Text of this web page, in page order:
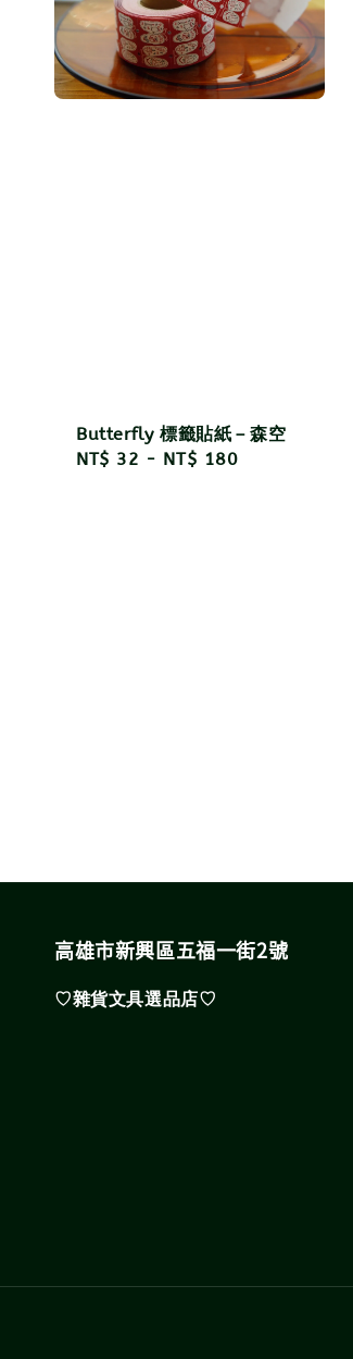
Butterfly 標籤貼紙－森空
Regular
NT$ 32 - NT$ 180
高雄市新興區五福一街2號
♡雜貨文具選品店♡